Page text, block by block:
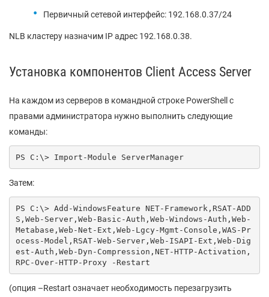
Первичный сетевой интерфейс: 192.168.0.37/24
NLB кластеру назначим IP адрес 192.168.0.38.
Установка компонентов Client Access Server
На каждом из серверов в командной строке PowerShell с
правами администратора нужно выполнить следующие
команды:
PS C:\> Import-Module ServerManager
Затем:
PS C:\> Add-WindowsFeature NET-Framework,RSAT-ADD
S,Web-Server,Web-Basic-Auth,Web-Windows-Auth,Web-
Metabase,Web-Net-Ext,Web-Lgcy-Mgmt-Console,WAS-Pr
ocess-Model,RSAT-Web-Server,Web-ISAPI-Ext,Web-Dig
est-Auth,Web-Dyn-Compression,NET-HTTP-Activation,
RPC-Over-HTTP-Proxy -Restart
(опция –Restart означает необходимость перезагрузить